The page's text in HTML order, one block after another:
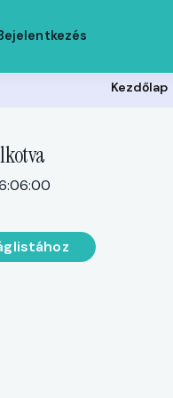
Kezdőlap